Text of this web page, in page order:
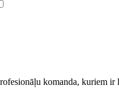
komanda, kuriem ir